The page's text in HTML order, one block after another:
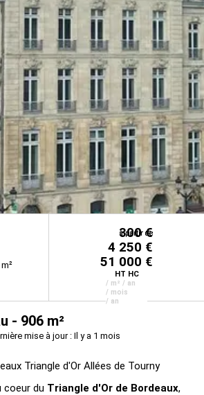
à partir de
300 €
à partir de
4 250 €
à partir de
51 000 €
HT HC
/ m² / an
/ mois
/ an
- 906 m²
mise à jour : Il y a 1 mois
Triangle d'Or Allées de Tourny
coeur du Triangle d'Or de Bordeaux,